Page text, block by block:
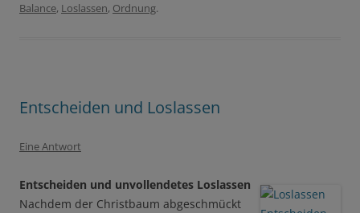
Balance, Loslassen, Ordnung.
Entscheiden und Loslassen
Eine Antwort
Entscheiden und unvollendetes Loslassen
Nachdem der Christbaum abgeschmückt